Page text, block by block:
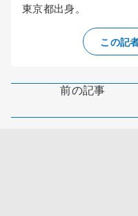
東京都出身。
この記
前の記事